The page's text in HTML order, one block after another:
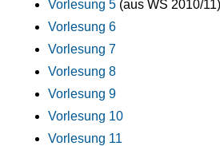
Vorlesung 5 (aus WS 2010/11)
Vorlesung 6
Vorlesung 7
Vorlesung 8
Vorlesung 9
Vorlesung 10
Vorlesung 11